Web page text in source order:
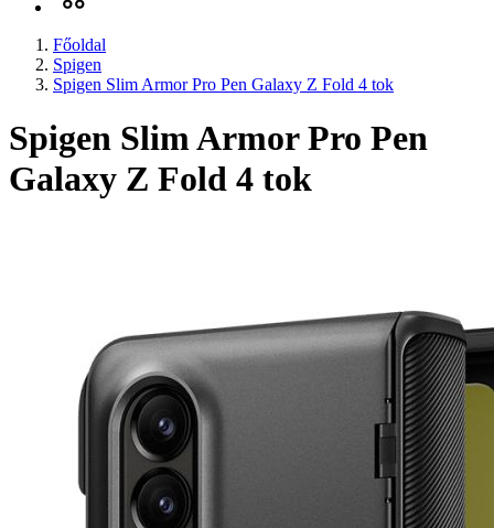
Főoldal
Spigen
Spigen Slim Armor Pro Pen Galaxy Z Fold 4 tok
Spigen Slim Armor Pro Pen
Galaxy Z Fold 4 tok